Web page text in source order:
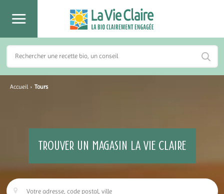
Accueil › Tours
TROUVER UN MAGASIN LA VIE CLAIRE